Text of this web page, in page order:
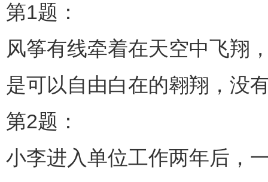
第1题：
风筝有线牵着在天空中飞翔
是可以自由白在的翱翔，没
第2题：
小李进入单位工作两年后，